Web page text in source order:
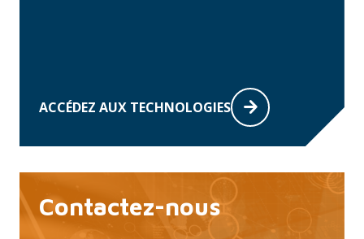
ACCÉDEZ AUX TECHNOLOGIES
Contactez-nous